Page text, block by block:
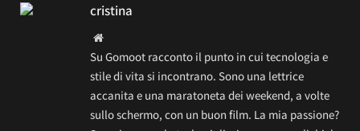
cristina
Website
Su Gomoot racconto il punto in cui tecnologia e
stile di vita si incontrano. Sono una lettrice
accanita e una maratoneta dei weekend, a volte
sullo schermo, con un buon film. La mia passione?